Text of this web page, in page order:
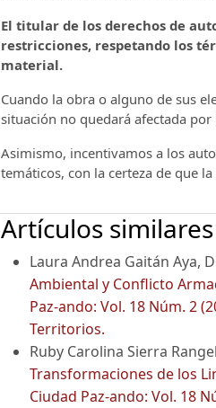
El titular de los derechos de
restricciones, respetando los
material.
Cuando la obra o alguno de sus
situación no quedará afectada por
Asimismo, incentivamos a los
temáticos, con la certeza de que
Artículos similares
Laura Andrea Gaitán Aya,
Ambiental y Conflicto
Paz-ando: Vol. 18 Núm. 2
Territorios.
Ruby Carolina Sierra
Transformaciones de los
Ciudad Paz-ando: Vol. 18